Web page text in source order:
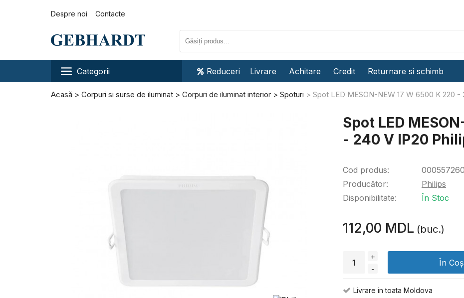
Despre noi Contacte
Categorii Reduceri Livrare Achitare Credit Returnare si schimb
Acasă Corpuri si surse de iluminat Corpuri de iluminat interior Spoturi Spot LED MESON-NEW 17 W 6500 K 220 -
Spot LED
- 240 V IP20
Cod produs:
Producător:
Disponibilitate:
000557260
Philips
În Stoc
112,00 MDL (buc.)
+
-
În Coș
Livrare in toata Moldova